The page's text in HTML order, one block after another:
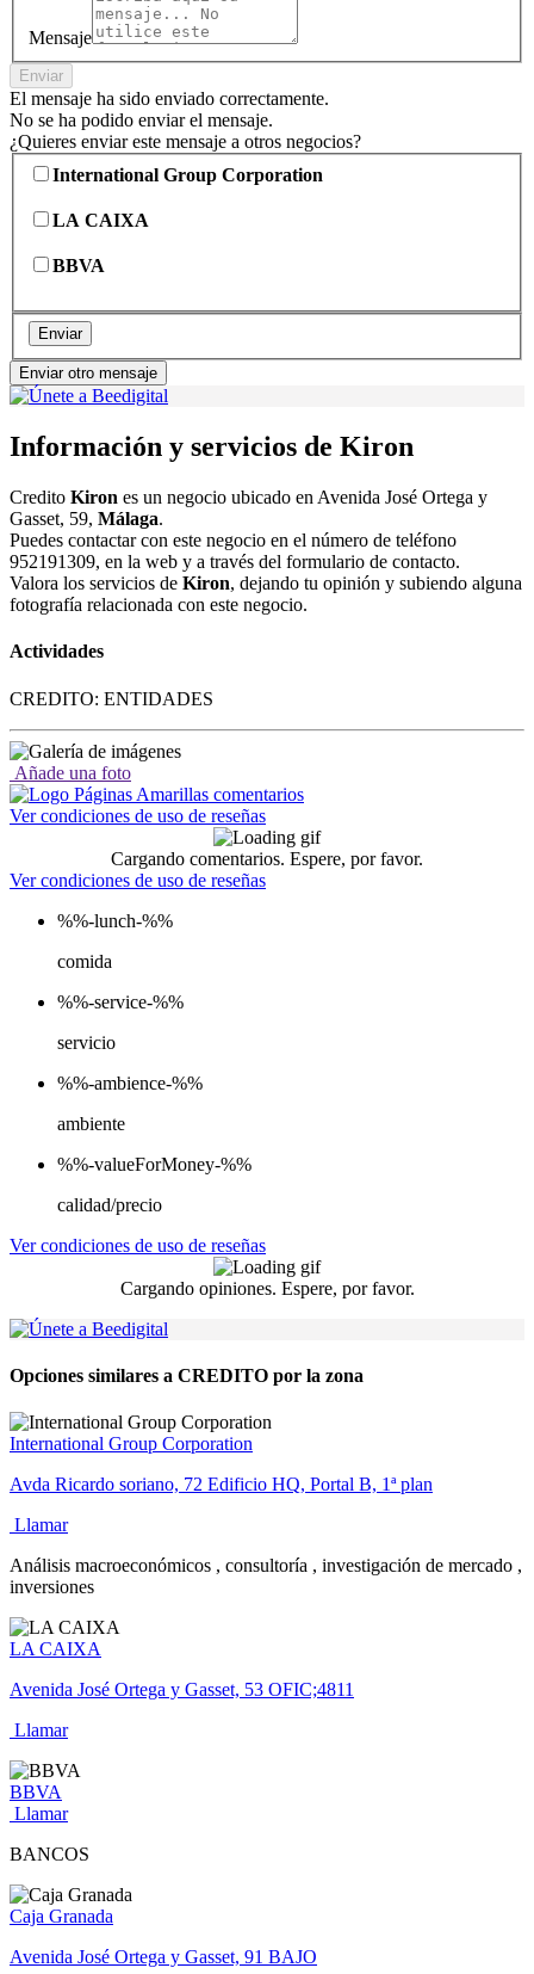
Mensaje
Enviar
El mensaje ha sido enviado correctamente.
No se ha podido enviar el mensaje.
¿Quieres enviar este mensaje a otros negocios?
International Group Corporation
LA CAIXA
BBVA
Enviar
Enviar otro mensaje
Información y servicios de Kiron
Credito Kiron es un negocio ubicado en Avenida José Ortega y
Gasset, 59, Málaga.
Puedes contactar con este negocio en el número de teléfono
952191309, en la web y a través del formulario de contacto.
Valora los servicios de Kiron, dejando tu opinión y subiendo alguna
fotografía relacionada con este negocio.
Actividades
CREDITO: ENTIDADES
Añade una foto
Ver condiciones de uso de reseñas
Cargando comentarios. Espere, por favor.
Ver condiciones de uso de reseñas
%%-lunch-%%
comida
%%-service-%%
servicio
%%-ambience-%%
ambiente
%%-valueForMoney-%%
calidad/precio
Ver condiciones de uso de reseñas
Cargando opiniones. Espere, por favor.
Opciones similares a CREDITO por la zona
International Group Corporation
Avda Ricardo soriano, 72 Edificio HQ, Portal B, 1ª plan
Llamar
Análisis macroeconómicos , consultoría , investigación de mercado ,
inversiones
LA CAIXA
Avenida José Ortega y Gasset, 53 OFIC;4811
Llamar
BBVA
Llamar
BANCOS
Caja Granada
Avenida José Ortega y Gasset, 91 BAJO